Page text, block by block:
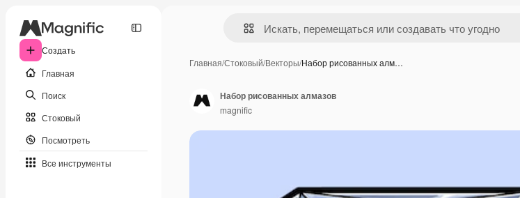
Создать
Главная
Поиск
Стоковый
Посмотреть
Все инструменты
Главная/Стоковый/Векторы/Набор рисованных алм…
Набор рисованных алмазов
magnific